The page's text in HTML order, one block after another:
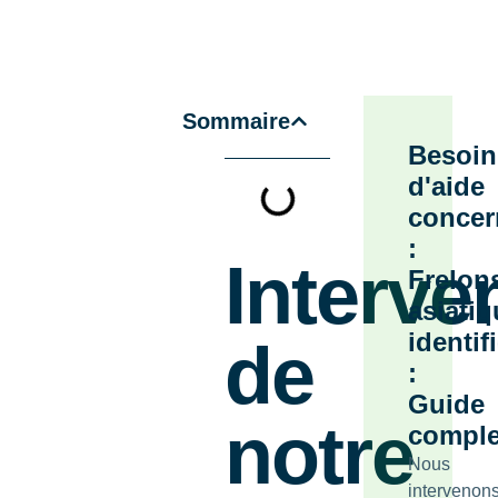
Sommaire
de
notre
Besoin
d'aide
:
:
Guide
Nous